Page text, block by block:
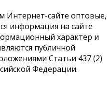
Интернет-сайте оптовые,
информация на сайте
характер и
публичной
Статьи 437 (2)
Федерации.